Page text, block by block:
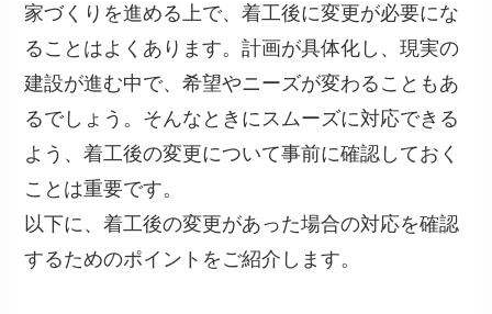
家づくりを進める上で、着工後に変更が必要にな
ることはよくあります。計画が具体化し、現実の
建設が進む中で、希望やニーズが変わることもあ
るでしょう。そんなときにスムーズに対応できる
よう、着工後の変更について事前に確認しておく
ことは重要です。
以下に、着工後の変更があった場合の対応を確認
するためのポイントをご紹介します。